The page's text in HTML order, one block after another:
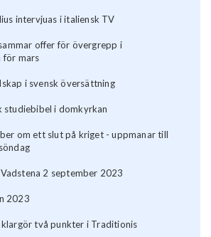
intervjuas i italiensk TV
offer för övergrepp i
för mars
i svensk översättning
studiebibel i domkyrkan
om ett slut på kriget - uppmanar till
2 september 2023
2023
klargör två punkter i Traditionis